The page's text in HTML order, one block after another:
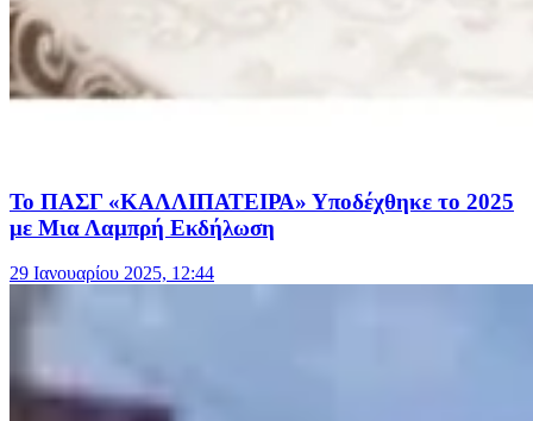
Το ΠΑΣΓ «ΚΑΛΛΙΠΑΤΕΙΡΑ» Υποδέχθηκε το 2025
με Μια Λαμπρή Εκδήλωση
29 Ιανουαρίου 2025, 12:44